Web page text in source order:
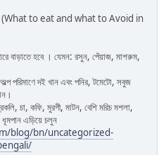
? (What to eat and what to Avoid in
বাড়াতে হবে । যেমন: রসুন, পেঁয়াজ, মাশরুম,
পরিমাণে দই খান এবং পনির, টমেটো, সবুজ
চা, কফি, মুরগী, মাটন, বেশি মরিচ মশলা,
ধূমপান এড়িয়ে চলুন
blog/bn/uncategorized-